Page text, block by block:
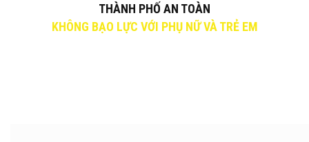
THÀNH PHỐ AN TOÀN
KHÔNG BẠO LỰC VỚI PHỤ NỮ VÀ TRẺ EM